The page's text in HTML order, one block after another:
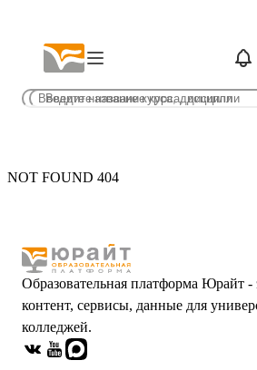
NOT FOUND 404
Образовательная платформа Юрайт -
контент, сервисы, данные для
колледжей.